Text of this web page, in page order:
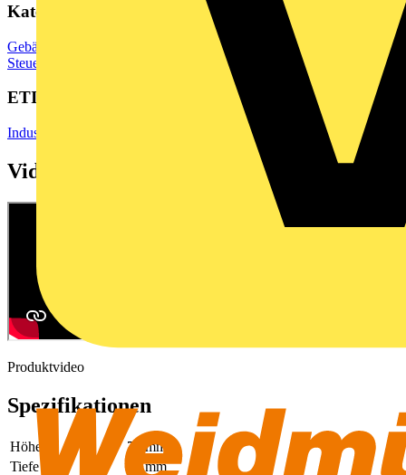
Kategorien
Gebäudeleittechnik & Automation
Speicherprogrammierbare
Steuerungen
ETIM Group
Industriesteuerungen SPS
Videos
Produktvideo
Spezifikationen
Höhe
73 mm
Tiefe
58 mm